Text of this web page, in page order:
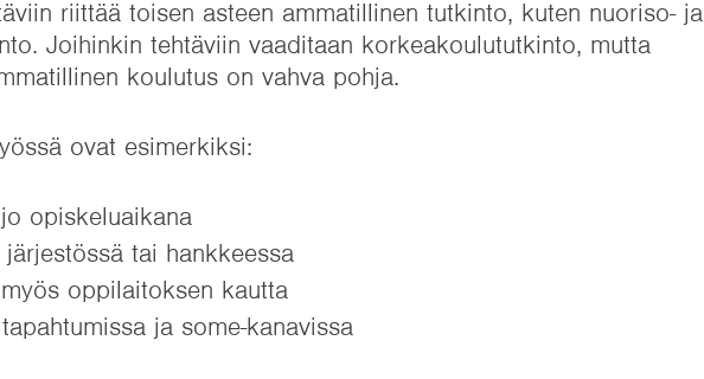
riittää toisen asteen ammatillinen tutkinto, kuten nuoriso- ja
Joihinkin tehtäviin vaaditaan korkeakoulututkinto, mutta
koulutus on vahva pohja.
ovat esimerkiksi:
opiskeluaikana
tai hankkeessa
oppilaitoksen kautta
ja some-kanavissa